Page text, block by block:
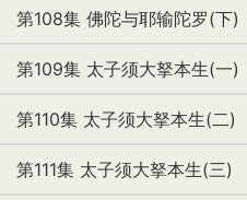
第108集 佛陀与耶输陀罗(下)
第109集 太子须大拏本生(一)
第110集 太子须大拏本生(二)
第111集 太子须大拏本生(三)